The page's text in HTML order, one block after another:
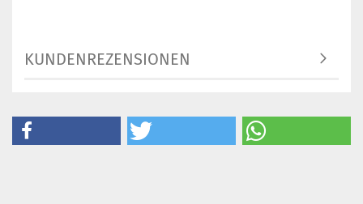
KUNDENREZENSIONEN